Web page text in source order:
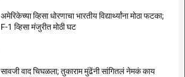
अमेरिकेच्या व्हिसा धोरणाचा भारतीय विद्यार्थ्यांना मोठा फटका;
F-1 व्हिसा मंजुरीत मोठी घट
सावजी वाद चिघळला; तुकाराम मुंढेंनी सांगितलं नेमकं काय